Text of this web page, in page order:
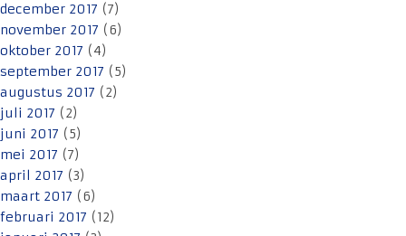
december 2017 (7)
november 2017 (6)
oktober 2017 (4)
september 2017 (5)
augustus 2017 (2)
juli 2017 (2)
juni 2017 (5)
mei 2017 (7)
april 2017 (3)
maart 2017 (6)
februari 2017 (12)